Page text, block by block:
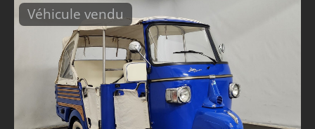
Véhicule vendu